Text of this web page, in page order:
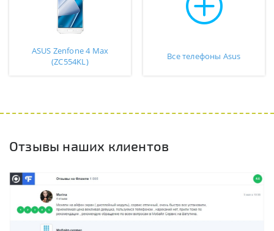
ASUS Zenfone 4 Max
(ZC554KL)
Все телефоны Asus
Отзывы наших клиентов